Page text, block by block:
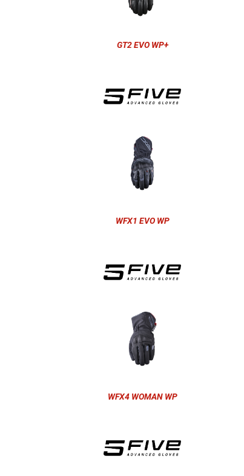
GT2 EVO WP+
WFX1 EVO WP
WFX4 WOMAN WP